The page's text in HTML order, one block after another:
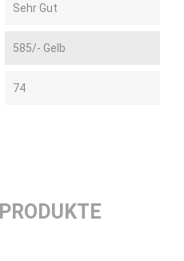
Sehr Gut
585/- Gelb
74